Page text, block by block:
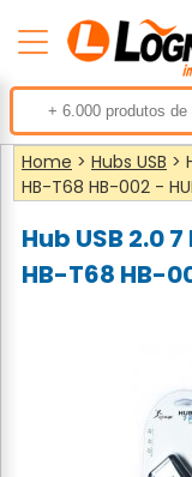
Home > Hubs USB >
HB-T68 HB-002 -
Hub USB 2.0
HB-T68 HB-